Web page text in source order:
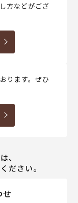
方などがござ
ります。ぜひ
、
ださい。
せ